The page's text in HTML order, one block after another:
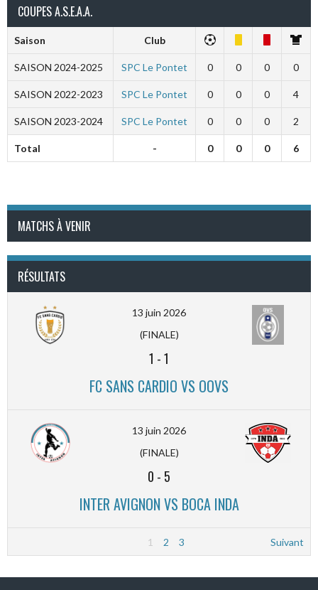
COUPES A.S.E.A.A.
Saison Club
SAISON 2024-2025 SPC Le Pontet 0 0 0 0
SAISON 2022-2023 SPC Le Pontet 0 0 0 4
SAISON 2023-2024 SPC Le Pontet 0 0 0 2
Total - 0 0 0 6
MATCHS À VENIR
RÉSULTATS
13 juin 2026
(FINALE)
1 -1
FC SANS CARDIO VS OOVS
13 juin 2026
(FINALE)
0 - 5
INTER AVIGNON VS BOCA INDA
1 2 3 Suivant